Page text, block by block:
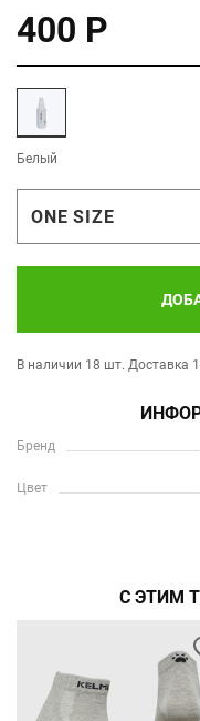
400 Р
Белый
ONE SIZE
В наличии 18 шт. Доставка
Бренд
Цвет
С ЭТИМ